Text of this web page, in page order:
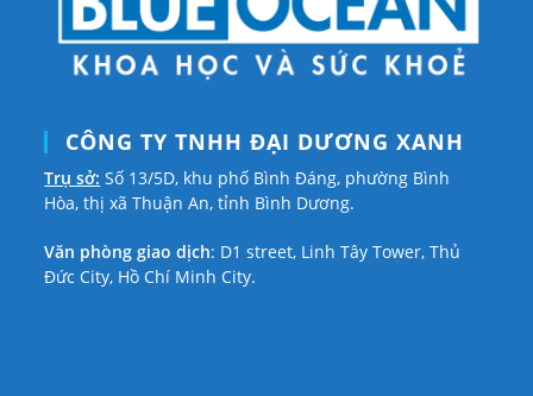
CÔNG TY TNHH ĐẠI DƯƠNG XANH
Trụ sở: Số 13/5D, khu phố Bình Đáng, phường Bình
Hòa, thị xã Thuận An, tỉnh Bình Dương.
Văn phòng giao dịch: D1 street, Linh Tây Tower, Thủ
Đức City, Hồ Chí Minh City.